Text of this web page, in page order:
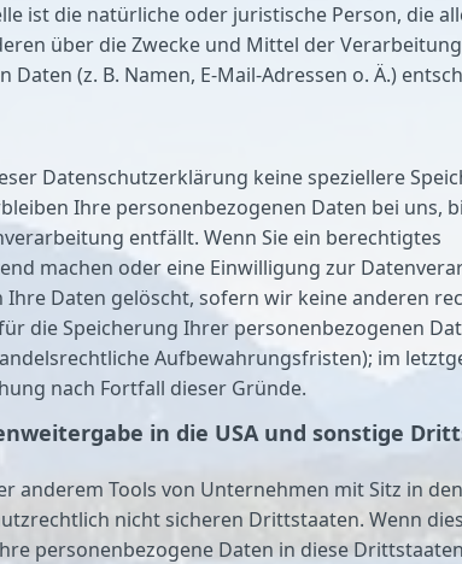
ist die natürliche oder juristische Person, die
über die Zwecke und Mittel der
Daten (z. B. Namen, E-Mail-Adressen o. Ä.)
Datenschutzerklärung keine speziellere
Ihre personenbezogenen Daten bei uns,
entfällt. Wenn Sie ein berechtigtes
machen oder eine Einwilligung zur
Daten gelöscht, sofern wir keine anderen
die Speicherung Ihrer personenbezogenen
Aufbewahrungsfristen); im
nach Fortfall dieser Gründe.
in die USA und sonstige
anderem Tools von Unternehmen mit Sitz in
nicht sicheren Drittstaaten. Wenn
personenbezogene Daten in diese Drittstaaten